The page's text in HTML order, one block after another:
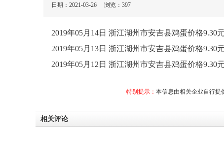
日期：2021-03-26 浏览： 397
2019年05月14日 浙江湖州市安吉县鸡蛋价格9.30
2019年05月13日 浙江湖州市安吉县鸡蛋价格9.30
2019年05月12日 浙江湖州市安吉县鸡蛋价格9.30
特别提示： 本信息由相关企业自行提
相关评论